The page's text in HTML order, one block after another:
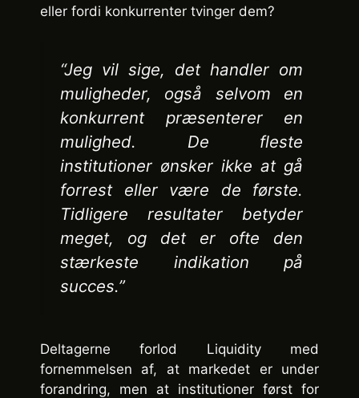
eller fordi konkurrenter tvinger dem?
“Jeg vil sige, det handler om
muligheder, også selvom en
konkurrent præsenterer en
mulighed. De fleste
institutioner ønsker ikke at gå
forrest eller være de første.
Tidligere resultater betyder
meget, og det er ofte den
stærkeste indikation på
succes.”
Deltagerne forlod Liquidity med
fornemmelsen af, at markedet er under
forandring, men at institutioner først for